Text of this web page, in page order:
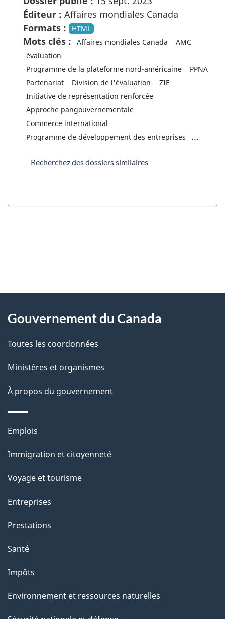
Éditeur : Affaires mondiales Canada
Formats :
HTML
Mots clés : Affaires mondiales Canada
AMC
évaluation
Programme de la plateforme nord-américaine
PPNA
Partenariat
Division de l'évaluation
ZIE
Initiative de représentation renforcée
Approche pangouvernementale
Commerce international
Programme de développement des entreprises
...
Recherchez des dossiers similaires
D
t
a
l
s
l
a
a
g
"
propos
ce
site
Gouvernement du Canada
Toutes les coordonnées
Ministères et organismes
À propos du gouvernement
Thèmes
sujets
Emplois
Immigration et citoyenneté
Voyage et tourisme
Entreprises
Prestations
Santé
Impôts
Environnement et ressources naturelles